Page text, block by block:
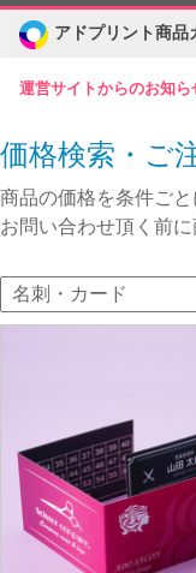
運営サイトからのお知ら
アドプリント商品
価格検索・ご
商品の価格を条件ごと
お問い合わせ頂く前